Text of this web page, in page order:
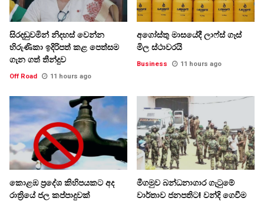
සිරදඬුවමින් නිදහස් වෙන්න
හිරුණිකා ඉදිරිපත් කළ පෙත්සම
ගැන ගත් තීන්දුව
Off Road 11 hours ago
අගෝස්තු මාසයේදී ලාෆ්ස් ගෑස්
මිල ස්ථාවරයි
Business 11 hours ago
කොළඹ ප්‍රදේශ කිහිපයකට අද
රාත්‍රියේ ජල කප්පාදුවක්
මීගමුව බන්ධනාගාර ගැටුමේ
වාර්තාව ජනපතිට! වන්දි ගෙවීම